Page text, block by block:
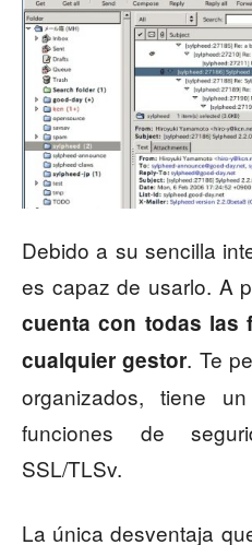
Debido a su sencilla
es capaz de usarlo. A
cuenta con todas las
cualquier gestor. Te
organizados, tiene
funciones de
SSL/TLSv.
La única desventaja